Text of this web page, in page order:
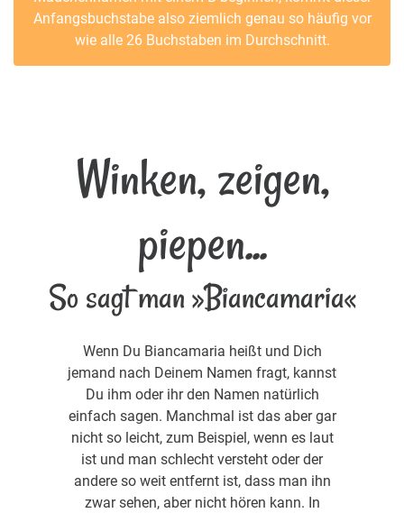
Anfangsbuchstabe also ziemlich genau so häufig vor
wie alle 26 Buchstaben im Durchschnitt.
Winken, zeigen,
piepen...
So sagt man »Biancamaria«
Wenn Du Biancamaria heißt und Dich
jemand nach Deinem Namen fragt, kannst
Du ihm oder ihr den Namen natürlich
einfach sagen. Manchmal ist das aber gar
nicht so leicht, zum Beispiel, wenn es laut
ist und man schlecht versteht oder der
andere so weit entfernt ist, dass man ihn
zwar sehen, aber nicht hören kann. In